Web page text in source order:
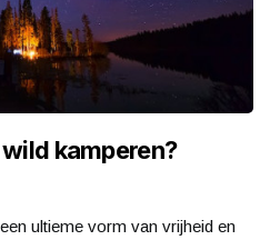
kamperen?
ultieme vorm van vrijheid en